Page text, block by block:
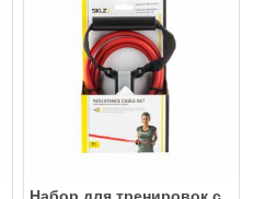
Набор для тренировок с